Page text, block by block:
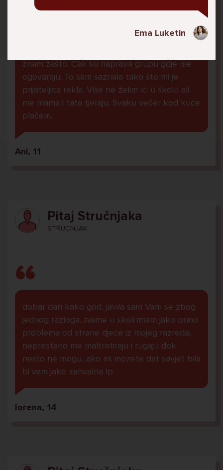
znam zašto. Čak su napravili grupu gdje me
ogovaraju. To sam saznala tako što mi je
prijateljica rekla. Više ne želim ići u školu ali
me mama i tata tjeraju. Svaku večer kod kuće
plačem.
Ani, 11
Pitaj Stručnjaka
STRUCNJAK
dobar dan kako god, javila sam Vam se zbog
jednog razloga...naime u skoli imam jako puno
problema od strane djece iz mojeg razreda,
neprestano me maltretiraju i rugaju dok
nesto ne mogu...ako mi mozete dat savjet bila
bi vam jako zahvalna lp.
lorena, 14
Ema Luketin